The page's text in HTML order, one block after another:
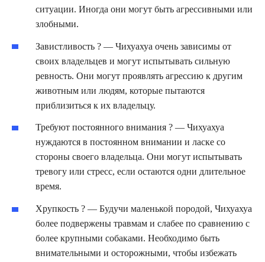
ситуации. Иногда они могут быть агрессивными или
злобными.
Завистливость ? — Чихуахуа очень зависимы от
своих владельцев и могут испытывать сильную
ревность. Они могут проявлять агрессию к другим
животным или людям, которые пытаются
приблизиться к их владельцу.
Требуют постоянного внимания ? — Чихуахуа
нуждаются в постоянном внимании и ласке со
стороны своего владельца. Они могут испытывать
тревогу или стресс, если остаются одни длительное
время.
Хрупкость ? — Будучи маленькой породой, Чихуахуа
более подвержены травмам и слабее по сравнению с
более крупными собаками. Необходимо быть
внимательными и осторожными, чтобы избежать